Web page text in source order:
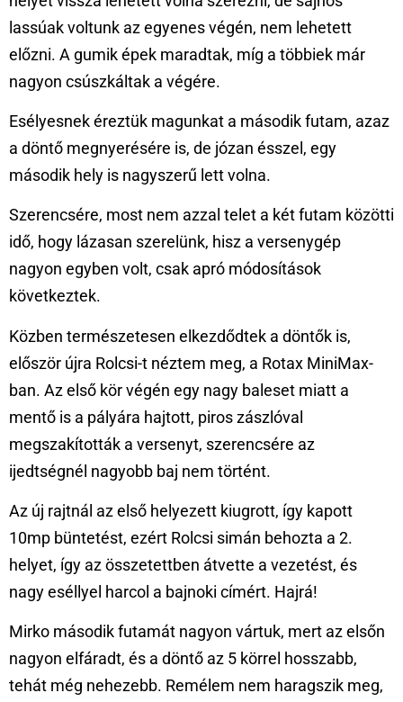
lassúak voltunk az egyenes végén, nem lehetett
előzni. A gumik épek maradtak, míg a többiek már
nagyon csúszkáltak a végére.
Esélyesnek éreztük magunkat a második futam, azaz
a döntő megnyerésére is, de józan ésszel, egy
második hely is nagyszerű lett volna.
Szerencsére, most nem azzal telet a két futam közötti
idő, hogy lázasan szerelünk, hisz a versenygép
nagyon egyben volt, csak apró módosítások
következtek.
Közben természetesen elkezdődtek a döntők is,
először újra Rolcsi-t néztem meg, a Rotax MiniMax-
ban. Az első kör végén egy nagy baleset miatt a
mentő is a pályára hajtott, piros zászlóval
megszakították a versenyt, szerencsére az
ijedtségnél nagyobb baj nem történt.
Az új rajtnál az első helyezett kiugrott, így kapott
10mp büntetést, ezért Rolcsi simán behozta a 2.
helyet, így az összetettben átvette a vezetést, és
nagy eséllyel harcol a bajnoki címért. Hajrá!
Mirko második futamát nagyon vártuk, mert az elsőn
nagyon elfáradt, és a döntő az 5 körrel hosszabb,
tehát még nehezebb. Remélem nem haragszik meg,